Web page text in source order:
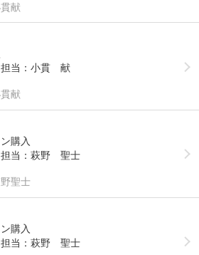
献
小貫 献
献
購入
萩野 聖士
聖士
購入
萩野 聖士